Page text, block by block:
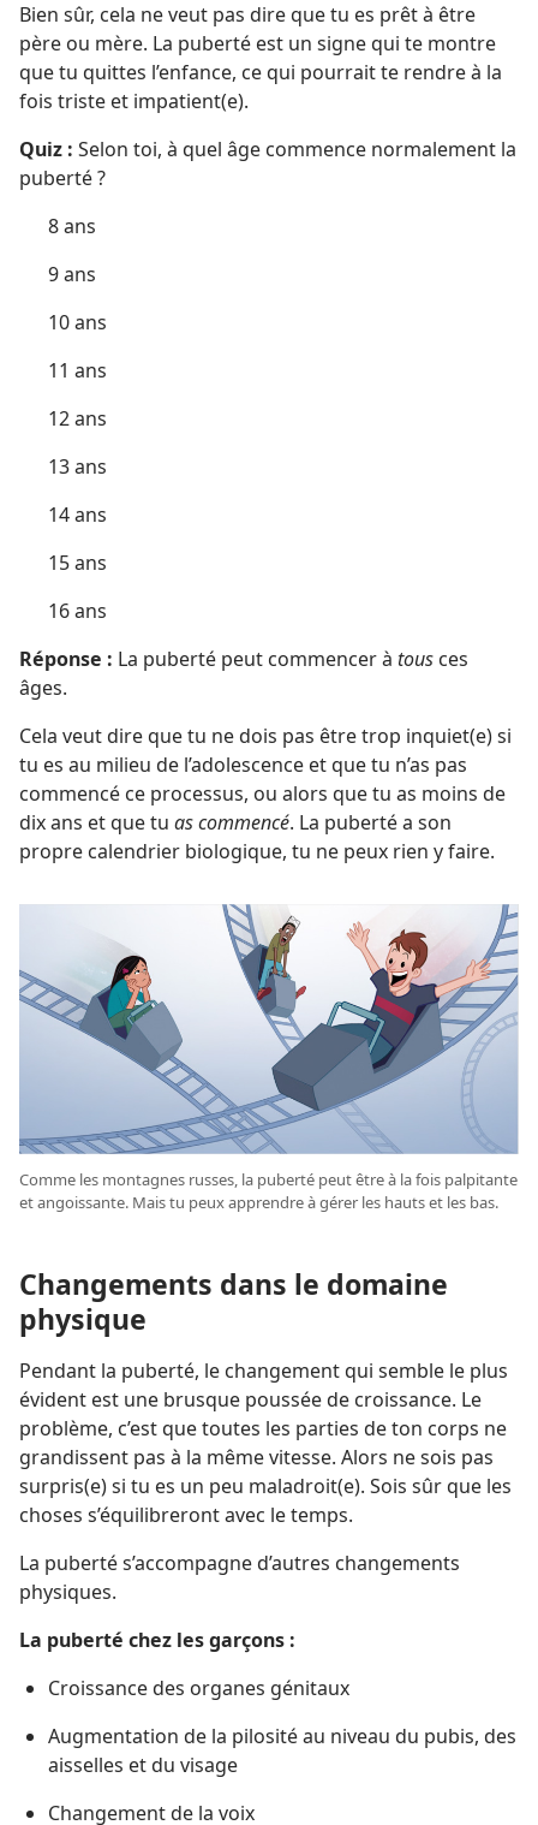
Bien sûr, cela ne veut pas dire que tu es prêt à être
père ou mère. La puberté est un signe qui te montre
que tu quittes l’enfance, ce qui pourrait te rendre à la
fois triste et impatient(e).
Quiz : Selon toi, à quel âge commence normalement la
puberté ?
8 ans
9 ans
10 ans
11 ans
12 ans
13 ans
14 ans
15 ans
16 ans
Réponse : La puberté peut commencer à tous ces
âges.
Cela veut dire que tu ne dois pas être trop inquiet(e) si
tu es au milieu de l’adolescence et que tu n’as pas
commencé ce processus, ou alors que tu as moins de
dix ans et que tu as commencé. La puberté a son
propre calendrier biologique, tu ne peux rien y faire.
Comme les montagnes russes, la puberté peut être à la fois palpitante
et angoissante. Mais tu peux apprendre à gérer les hauts et les bas.
Changements dans le domaine
physique
Pendant la puberté, le changement qui semble le plus
évident est une brusque poussée de croissance. Le
problème, c’est que toutes les parties de ton corps ne
grandissent pas à la même vitesse. Alors ne sois pas
surpris(e) si tu es un peu maladroit(e). Sois sûr que les
choses s’équilibreront avec le temps.
La puberté s’accompagne d’autres changements
physiques.
La puberté chez les garçons :
Croissance des organes génitaux
Augmentation de la pilosité au niveau du pubis, des
aisselles et du visage
Changement de la voix